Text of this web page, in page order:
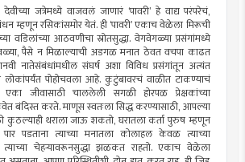
जत्रेमध्ये वाजवलं जाणारं ‘पावरी’ हे वाद्य परंपरेचं,
म्हणून रसिकांसमोर येतं. ही ‘पावरी’ एकाच वेळेला मिरूची
आठवणीचा स्रोतसुद्धा. वेगवेगळ्या प्रसंगांमध्ये
पैसे न मिळाल्याची अडगळ मनात ठेवत वचपा काढत
नातेसंबंधांमधील संघर्ष अशा विविध प्रसंगांतून अत्यंत
लोकांपर्यंत पोहोचवला आहे. कुटुंबावरचं वाळीत टाकण्याचं
जीवासाठी चाललेली सगळी होरपळ प्रेक्षकांच्या
बंदिस्त करते. माणूस स्वतःला सिद्ध करण्यासाठी, आपल्या
कुठल्याही थराला जाऊ शकतो, घरातला कर्ता पुरुष म्हणून
पडताना त्याच्या मनातला कोलाहल केवळ त्याच्या
चेहर्‍यावरूनसुद्धा झळकत राहतो. एकाच वेळेला